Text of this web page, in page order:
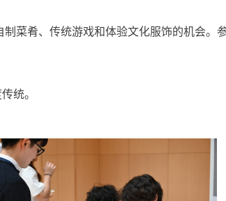
菜肴、传统游戏和体验文化服饰的机会。
传统。